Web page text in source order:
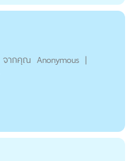
จากคุณ Anonymous |